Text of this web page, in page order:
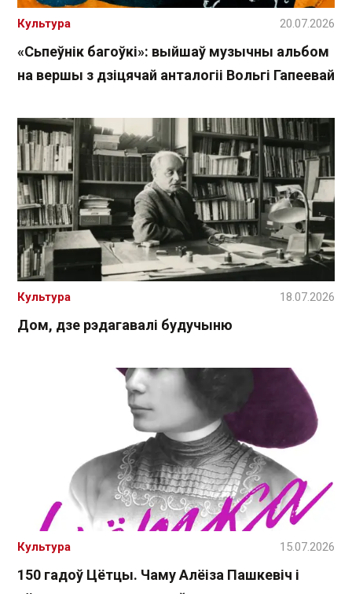
«Сьпеўнік багоўкі»: выйшаў музычны альбом
на вершы з дзіцячай анталогіі Вольгі Гапеевай
Культура 20.07.2026
Дом, дзе рэдагавалі будучыню
Культура 18.07.2026
150 гадоў Цётцы. Чаму Алёіза Пашкевіч і
Культура 15.07.2026